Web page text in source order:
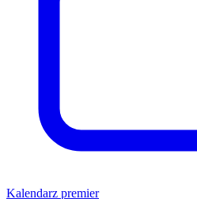
Kalendarz premier